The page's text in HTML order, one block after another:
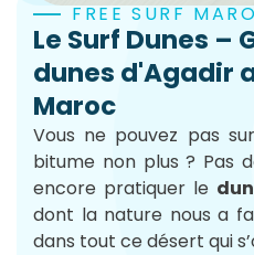
FREE SURF
Le Surf Dunes –
dunes d'Agadir
Maroc
Vous ne pouvez pas
bitume non plus ? Pas
encore pratiquer le
dont la nature nous a
dans tout ce désert qui